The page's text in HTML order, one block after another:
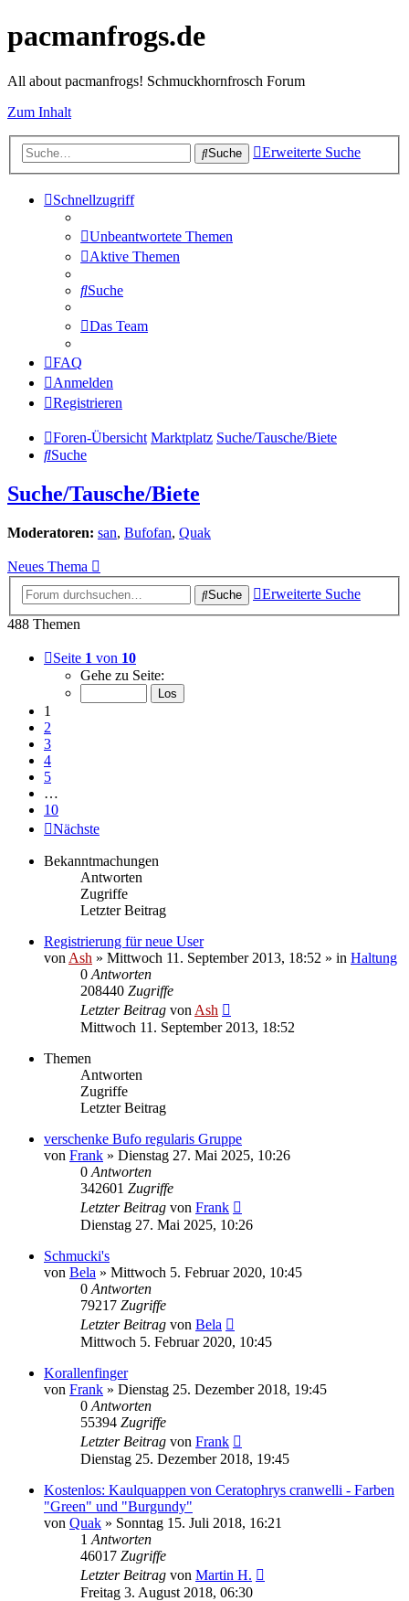
pacmanfrogs.de
All about pacmanfrogs! Schmuckhornfrosch Forum
Zum Inhalt
Suche Erweiterte Suche
Schnellzugriff
Unbeantwortete Themen
Aktive Themen
Suche
Das Team
FAQ
Anmelden
Registrieren
Foren-Übersicht Marktplatz Suche/Tausche/Biete
Suche
Suche/Tausche/Biete
Moderatoren: san, Bufofan, Quak
Neues Thema
Suche
Erweiterte Suche
488 Themen
Seite 1 von 10
Gehe zu Seite:
1
2
3
4
5
…
10
Nächste
Bekanntmachungen
Antworten
Zugriffe
Letzter Beitrag
Registrierung für neue User
von Ash » Mittwoch 11. September 2013, 18:52 » in Haltung
0 Antworten
208440 Zugriffe
Letzter Beitrag von Ash
Mittwoch 11. September 2013, 18:52
Themen
Antworten
Zugriffe
Letzter Beitrag
verschenke Bufo regularis Gruppe
von Frank » Dienstag 27. Mai 2025, 10:26
0 Antworten
342601 Zugriffe
Letzter Beitrag von Frank
Dienstag 27. Mai 2025, 10:26
Schmucki's
von Bela » Mittwoch 5. Februar 2020, 10:45
0 Antworten
79217 Zugriffe
Letzter Beitrag von Bela
Mittwoch 5. Februar 2020, 10:45
Korallenfinger
von Frank » Dienstag 25. Dezember 2018, 19:45
0 Antworten
55394 Zugriffe
Letzter Beitrag von Frank
Dienstag 25. Dezember 2018, 19:45
Kostenlos: Kaulquappen von Ceratophrys cranwelli - Farben
"Green" und "Burgundy"
von Quak » Sonntag 15. Juli 2018, 16:21
1 Antworten
46017 Zugriffe
Letzter Beitrag von Martin H.
Freitag 3. August 2018, 06:30